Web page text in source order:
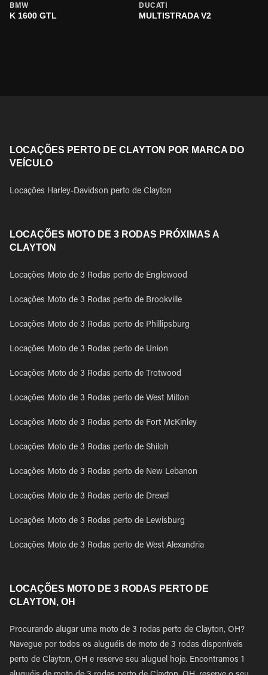
BMW
K 1600 GTL
DUCATI
MULTISTRADA V2
LOCAÇÕES PERTO DE CLAYTON POR MARCA DO
VEÍCULO
Locações Harley-Davidson perto de Clayton
LOCAÇÕES MOTO DE 3 RODAS PRÓXIMAS A
CLAYTON
Locações Moto de 3 Rodas perto de Englewood
Locações Moto de 3 Rodas perto de Brookville
Locações Moto de 3 Rodas perto de Phillipsburg
Locações Moto de 3 Rodas perto de Union
Locações Moto de 3 Rodas perto de Trotwood
Locações Moto de 3 Rodas perto de West Milton
Locações Moto de 3 Rodas perto de Fort McKinley
Locações Moto de 3 Rodas perto de Shiloh
Locações Moto de 3 Rodas perto de New Lebanon
Locações Moto de 3 Rodas perto de Drexel
Locações Moto de 3 Rodas perto de Lewisburg
Locações Moto de 3 Rodas perto de West Alexandria
LOCAÇÕES MOTO DE 3 RODAS PERTO DE
CLAYTON, OH
Procurando alugar uma moto de 3 rodas perto de Clayton, OH?
Navegue por todos os aluguéis de moto de 3 rodas disponíveis
perto de Clayton, OH e reserve seu aluguel hoje. Encontramos 1